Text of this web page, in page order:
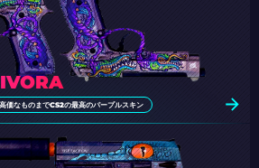
価なものまでCS2の最高のパープルスキン